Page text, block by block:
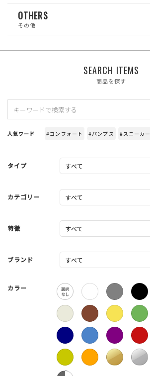
OTHERS
その他
SEARCH ITEMS
商品を探す
人気ワード #コンフォート #パンプス #スニーカー
タイプ
カテゴリー
特徴
ブランド
カラー